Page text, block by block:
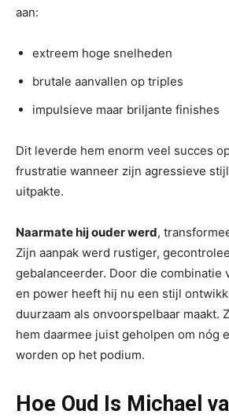
aan:
extreem hoge snelheden
brutale aanvallen op triples
impulsieve maar briljante finishes
Dit leverde hem enorm veel succes
frustratie wanneer zijn agressieve
uitpakte.
Naarmate hij ouder werd,
Zijn aanpak werd rustiger,
gebalanceerder. Door die combinatie
en power heeft hij nu een stijl
duurzaam als onvoorspelbaar maakt.
hem daarmee juist geholpen om nóg
worden op het podium.
Hoe Oud Is Michael